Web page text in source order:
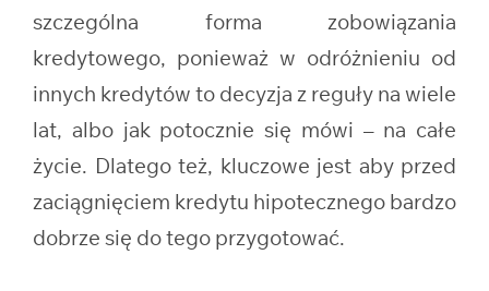
szczególna forma zobowiązania
kredytowego, ponieważ w odróżnieniu od
innych kredytów to decyzja z reguły na wiele
lat, albo jak potocznie się mówi – na całe
życie. Dlatego też, kluczowe jest aby przed
zaciągnięciem kredytu hipotecznego bardzo
dobrze się do tego przygotować.